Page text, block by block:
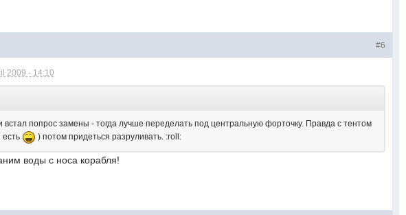
#6
2009 - 14:10
попрос замены - тогда лучше переделать под центральную форточку. Правда с тентом
есть
) потом придеться разруливать. :roll:
воды с носа корабля!